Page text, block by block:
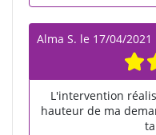
Alma S. le 17/04/2021
L'intervention
hauteur de ma